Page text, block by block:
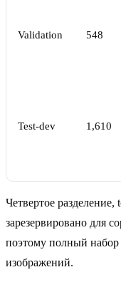
Validation 548
Test-dev 1,610
Четвертое
зарезервировано для
поэтому полный
изображений.